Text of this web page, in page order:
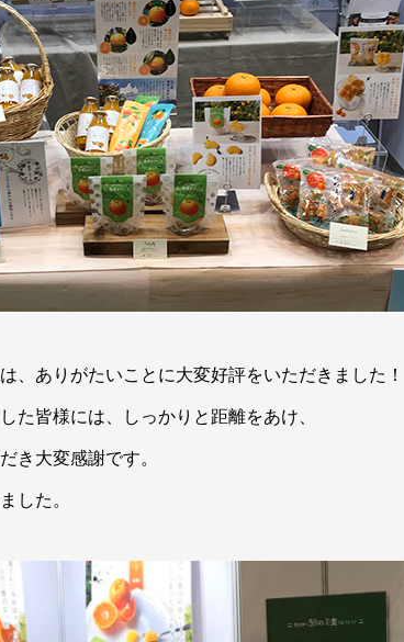
、ありがたいことに大変好評をいただきました！
た皆様には、しっかりと距離をあけ、
き大変感謝です。
した。